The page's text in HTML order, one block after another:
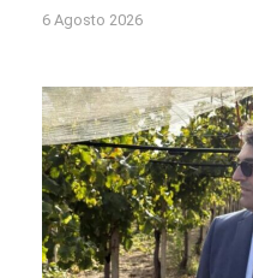
6 Agosto 2026